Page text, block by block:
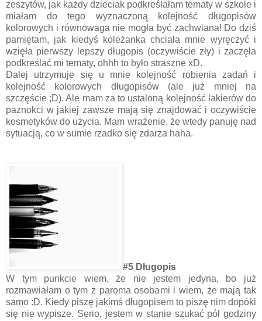
zeszytów, jak każdy dzieciak podkreślałam tematy w szkole i
miałam do tego wyznaczoną kolejność długopisów
kolorowych i równowaga nie mogła być zachwiana! Do dziś
pamiętam, jak kiedyś koleżanka chciała mnie wyręczyć i
wzięła pierwszy lepszy długopis (oczywiście zły) i zaczęła
podkreślać mi tematy, ohhh to było straszne xD.
Dalej utrzymuje się u mnie kolejność robienia zadań i
kolejność kolorowych długopisów (ale już mniej na
szczęście ;D). Ale mam za to ustaloną kolejność lakierów do
paznokci w jakiej zawsze mają się znajdować i oczywiście
kosmetyków do użycia. Mam wrażenie, że wtedy panuję nad
sytuacją, co w sumie rzadko się zdarza haha.
#5 Długopis
W tym punkcie wiem, że nie jestem jedyna, bo już
rozmawiałam o tym z paroma osobami i wiem, że mają tak
samo :D. Kiedy piszę jakimś długopisem to piszę nim dopóki
się nie wypisze. Serio, jestem w stanie szukać pół godziny